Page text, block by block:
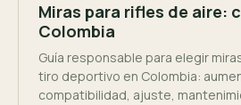
Miras para rifles de aire:
Colombia
Guía responsable para elegir
tiro deportivo en Colombia:
compatibilidad, ajuste,